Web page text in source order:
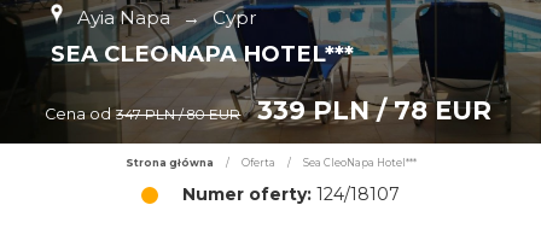
Ayia Napa → Cypr
SEA CLEONAPA HOTEL***
Cena od 347 PLN / 80 EUR 339 PLN / 78 EUR
Strona główna / Oferta / Sea CleoNapa Hotel***
Numer oferty: 124/18107